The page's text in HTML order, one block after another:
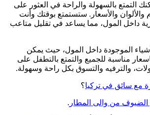
التمتع بالسهولة والراحة في العثور على
والألوان والأسعار. ستستمتع بوقتك وأنت
داخل المول، مما يساعد في تقليل متاعب
الموجودة داخل المول، حيث يمكن
مناسبة للجميع والتمتع بالتطفل على
والترفيه والتسوق بكل راحة وسهولة.
مع سائق في تركيا؟
الضيوف من والى المطار .